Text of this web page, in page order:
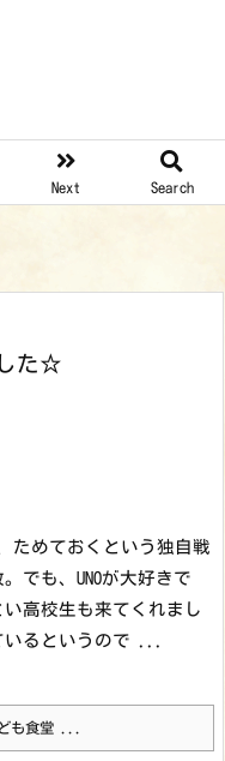
Next Search
た☆
ためておくという独自戦
でも、UNOが大好きで
高校生も来てくれまし
いるというので ...
も食堂 ...